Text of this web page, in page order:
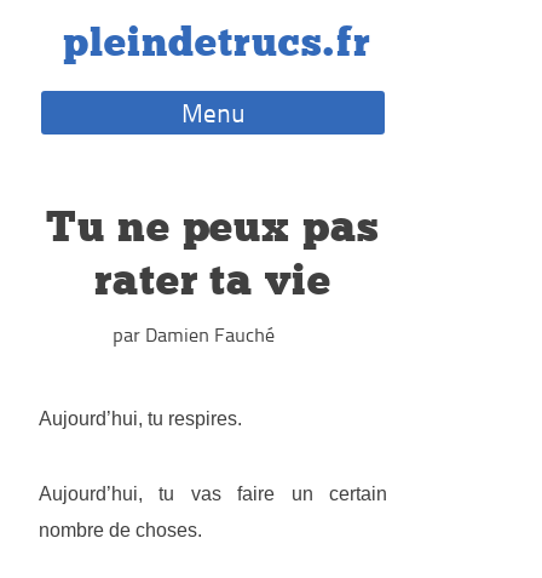
pleindetrucs.fr
Menu
Tu ne peux pas
rater ta vie
par Damien Fauché
Aujourd’hui, tu respires.
Aujourd’hui, tu vas faire un certain
nombre de choses.